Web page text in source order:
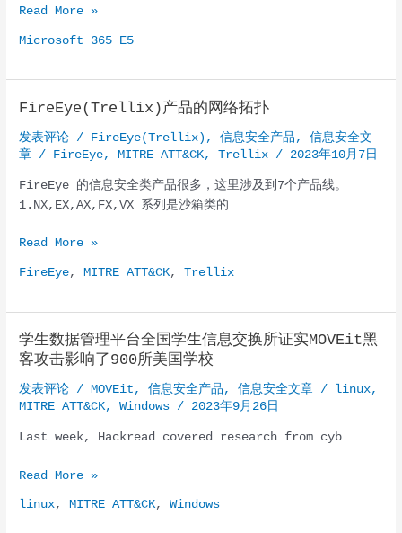
Microsoft
Read More »
Microsoft 365 E5
FireEye(Trellix)产品的网络拓扑
发表评论 / FireEye(Trellix) ,信息安全产品 ,信息安全文
章 / FireEye,MITRE ATT&CK,Trellix / 2023年10月7日
FireEye 的信息安全类产品很多，这里涉及到7个产品线。
1.NX,EX,AX,FX,VX 系列是沙箱类的
FireEye(Trellix)
络
拓
扑
Read More »
FireEye,MITRE ATT&CK,Trellix
学生数据管理平台全国学生信息交换所证实MOVEit黑
客攻击影响了900所美国学校
发表评论 /MOVEit ,信息安全产品 ,信息安全文章 / linux,
MITRE ATT&CK,Windows / 2023年9月26日
Last week, Hackread covered research from cyb
学
Read More »
linux,MITRE ATT&CK,Windows